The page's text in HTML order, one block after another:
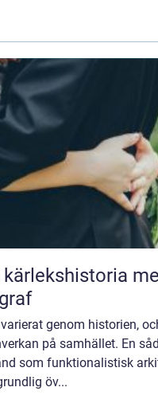
genom historien,
på samhället. En
som funktionalistisk
öv...